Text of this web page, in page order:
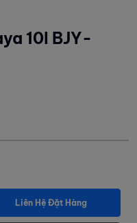
10l BJY-
Liên Hệ Đặt Hàng